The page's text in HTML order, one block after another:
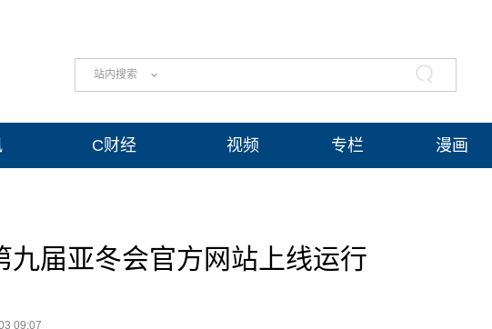
站内搜索
C财经 视频 专栏 漫画
九届亚冬会官方网站上线运行
09:07